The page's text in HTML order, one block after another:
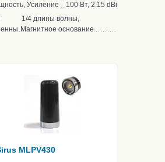
Усиление
100 Вт, 2.15 dBi
1/4 длины волны,
Магнитное основание
MLPV430